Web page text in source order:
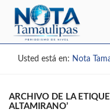
Usted está en: Nota
ARCHIVO DE LA
ALTAMIRANO’